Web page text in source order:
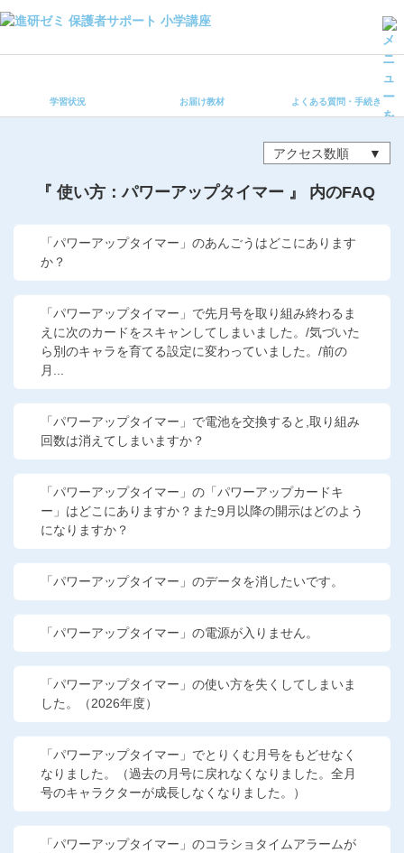
よくある質問・手続き
登録情報の変更・各種お手続き
お客様サポート(手続き・照会)
よくある質問・お問い合わせ
カテゴリーから探す
他の講座のよくある質問・手続きはこちら
こどもちゃれんじ
進研ゼミ 中学講座
進研ゼミ 中学講座 中高一貫
進研ゼミ 高校講座
進研ゼミ小学講座のご紹介はこちら
会員サイト(お子様用)はこちら
学習状況 お届け教材 よくある質問・手続き
アクセス数順
『 使い方：パワーアップタイマー 』 内のFAQ
「パワーアップタイマー」のあんごうはどこにあります
か？
「パワーアップタイマー」で先月号を取り組み終わるま
えに次のカードをスキャンしてしまいました。/気づいた
ら別のキャラを育てる設定に変わっていました。/前の
月...
「パワーアップタイマー」で電池を交換すると,取り組み
回数は消えてしまいますか？
「パワーアップタイマー」の「パワーアップカードキ
ー」はどこにありますか？また9月以降の開示はどのよう
になりますか？
「パワーアップタイマー」のデータを消したいです。
「パワーアップタイマー」の電源が入りません。
「パワーアップタイマー」の使い方を失くしてしまいま
した。（2026年度）
「パワーアップタイマー」でとりくむ月号をもどせなく
なりました。（過去の月号に戻れなくなりました。全月
号のキャラクターが成長しなくなりました。）
「パワーアップタイマー」のコラショタイムアラームが